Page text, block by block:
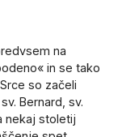
na
in se tako
so začeli
Bernard, sv.
nekaj stoletij